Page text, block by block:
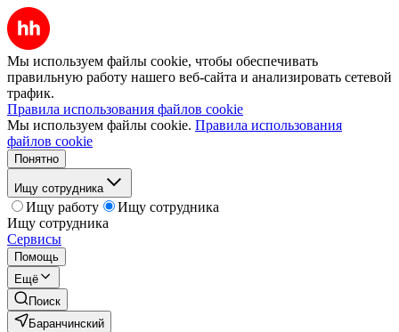
Мы используем файлы cookie, чтобы обеспечивать
правильную работу нашего веб-сайта и анализировать сетевой
трафик.
Правила использования файлов cookie
Мы используем файлы cookie. Правила использования
файлов cookie
Понятно
Ищу сотрудника
Ищу работу
Ищу сотрудника
Ищу сотрудника
Сервисы
Помощь
Ещё
Поиск
Баранчинский